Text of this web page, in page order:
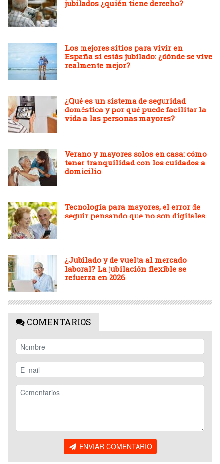
jubilados ¿quién tiene derecho?
Los mejores sitios para vivir en
España si estás jubilado: ¿dónde se vive
realmente mejor?
¿Qué es un sistema de seguridad
doméstica y por qué puede facilitar la
vida a las personas mayores?
Verano y mayores solos en casa: cómo
tener tranquilidad con los cuidados a
domicilio
Tecnología para mayores, el error de
seguir pensando que no son digitales
¿Jubilado y de vuelta al mercado
laboral? La jubilación flexible se
refuerza en 2026
COMENTARIOS
ENVIAR COMENTARIO